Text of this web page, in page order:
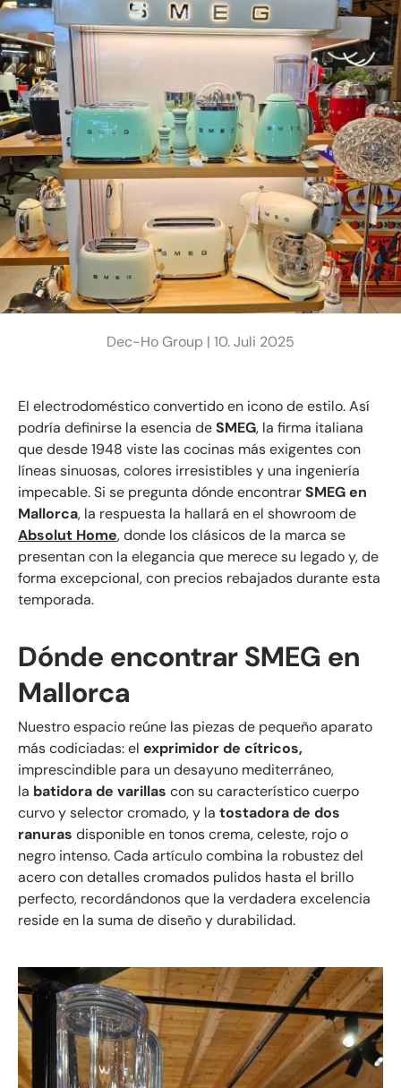
Dec-Ho Group | 10. Juli 2025
El electrodoméstico convertido en icono de estilo. Así
podría definirse la esencia deSMEG, la firma italiana
que desde 1948 viste las cocinas más exigentes con
líneas sinuosas, colores irresistibles y una ingeniería
impecable. Si se pregunta dónde encontrarSMEG en
Mallorca, la respuesta la hallará en el showroom de
Absolut Home, donde los clásicos de la marca se
presentan con la elegancia que merece su legado y, de
forma excepcional, con precios rebajados durante esta
temporada.
Dónde encontrar SMEG en
Mallorca
Nuestro espacio reúne las piezas de pequeño aparato
más codiciadas: el exprimidor de cítricos,
imprescindible para un desayuno mediterráneo,
la batidora de varillas con su característico cuerpo
curvo y selector cromado, y la tostadora de dos
ranuras disponible en tonos crema, celeste, rojo o
negro intenso. Cada artículo combina la robustez del
acero con detalles cromados pulidos hasta el brillo
perfecto, recordándonos que la verdadera excelencia
reside en la suma de diseño y durabilidad.